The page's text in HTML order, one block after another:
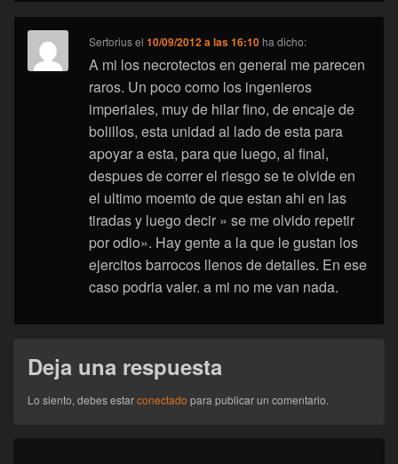
Sertoriusel10/09/2012 a las 16:10 ha dicho:
A mi los necrotectos en general me parecen
raros. Un poco como los ingenieros
imperiales, muy de hilar fino, de encaje de
bolillos, esta unidad al lado de esta para
apoyar a esta, para que luego, al final,
despues de correr el riesgo se te olvide en
el ultimo moemto de que estan ahi en las
tiradas y luego decir » se me olvido repetir
por odio». Hay gente a la que le gustan los
ejercitos barrocos llenos de detalles. En ese
caso podria valer. a mi no me van nada.
Deja una respuesta
Lo siento, debes estarconectado para publicar un comentario.